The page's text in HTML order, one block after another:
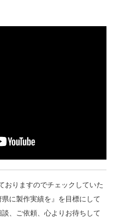
りますのでチェックしていた
に製作実績を』を目標にして
、ご依頼、心よりお待ちして